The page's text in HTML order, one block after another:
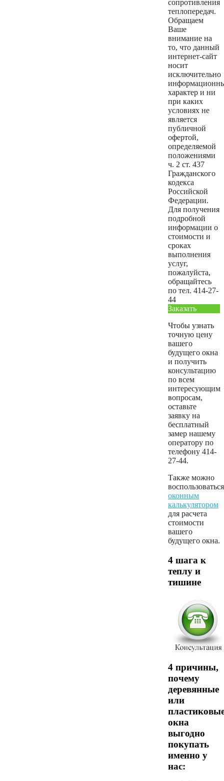
сопротивления
теплопередач.
Обращаем
Ваше
внимание на
то, что данный
интернет-сайт
носит
исключительно
характер и ни
при каких
условиях не
является
публичной
офертой,
определяемой
положениями
ч. 2 ст. 437
Гражданского
кодекса
Российской
Федерации.
Для получения
подробной
информации о
стоимости и
сроках
выполнения
услуг,
пожалуйста,
обращайтесь
по тел. 414-27-
44
Заказать
Чтобы узнать
точную цену
вашего
будущего окна
и получить
консультацию
по всем
интересующим
вопросам,
оставьте
заявку на
бесплатный
замер нашему
оператору по
телефону 414-
27-44.
Также можно
воспользоваться
оконным
калькулятором
для расчета
стоимости
вашего
будущего окна.
4 шага к
теплу и
тишине
4 причины,
почему
деревянные
или
окна
выгодно
покупать
именно у
нас: